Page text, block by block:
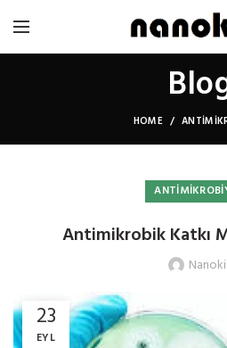
HOME
Antimikrobik Katkı
23
EYL